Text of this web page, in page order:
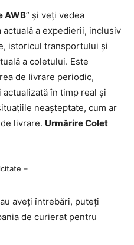
AWB” și veți vedea
a expedierii, inclusiv
istoricul transportului și
a coletului. Este
de livrare periodic,
în timp real și
neașteptate, cum ar
livrare. Urmărire Colet
–
aveți întrebări, puteți
de curierat pentru